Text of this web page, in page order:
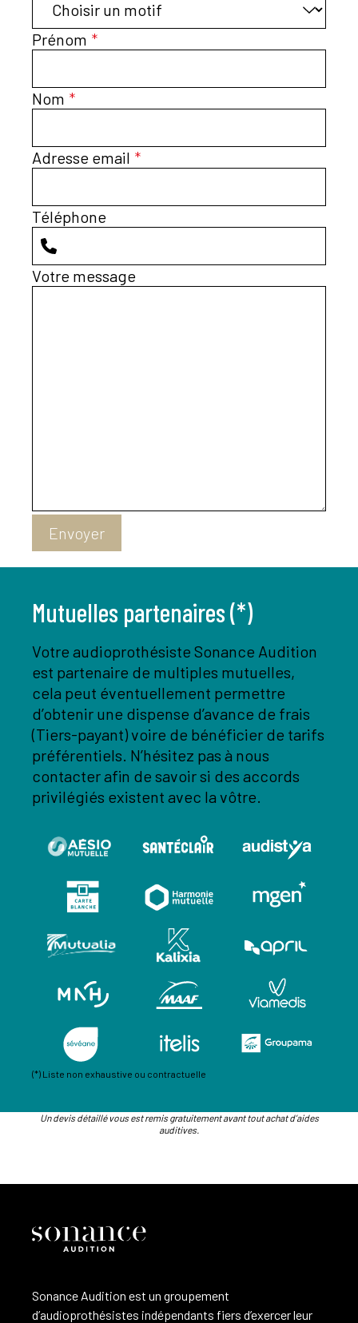
Prénom *
Nom *
Adresse email *
Téléphone
Votre message
Envoyer
Mutuelles partenaires (*)
Votre audioprothésiste Sonance Audition
est partenaire de multiples mutuelles,
cela peut éventuellement permettre
d’obtenir une dispense d’avance de frais
(Tiers-payant) voire de bénéficier de tarifs
préférentiels. N’hésitez pas à nous
contacter afin de savoir si des accords
privilégiés existent avec la vôtre.
(*) Liste non exhaustive ou contractuelle
Un devis détaillé vous est remis gratuitement avant tout achat d’aides
auditives.
Sonance Audition est un groupement
d’audioprothésistes indépendants fiers d’exercer leur